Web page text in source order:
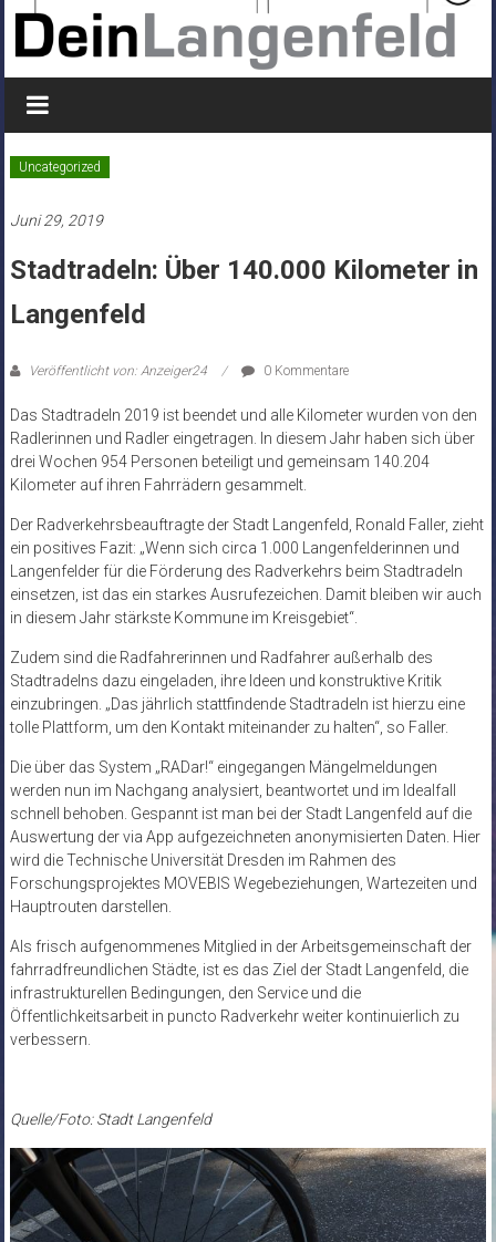
Uncategorized
Juni 29, 2019
Stadtradeln: Über 140.000 Kilometer in
Langenfeld
Veröffentlicht von: Anzeiger24 0 Kommentare
Das Stadtradeln 2019 ist beendet und alle Kilometer wurden von den
Radlerinnen und Radler eingetragen. In diesem Jahr haben sich über
drei Wochen 954 Personen beteiligt und gemeinsam 140.204
Kilometer auf ihren Fahrrädern gesammelt.
Der Radverkehrsbeauftragte der Stadt Langenfeld, Ronald Faller, zieht
ein positives Fazit: „Wenn sich circa 1.000 Langenfelderinnen und
Langenfelder für die Förderung des Radverkehrs beim Stadtradeln
einsetzen, ist das ein starkes Ausrufezeichen. Damit bleiben wir auch
in diesem Jahr stärkste Kommune im Kreisgebiet“.
Zudem sind die Radfahrerinnen und Radfahrer außerhalb des
Stadtradelns dazu eingeladen, ihre Ideen und konstruktive Kritik
einzubringen. „Das jährlich stattfindende Stadtradeln ist hierzu eine
tolle Plattform, um den Kontakt miteinander zu halten“, so Faller.
Die über das System „RADar!“ eingegangen Mängelmeldungen
werden nun im Nachgang analysiert, beantwortet und im Idealfall
schnell behoben. Gespannt ist man bei der Stadt Langenfeld auf die
Auswertung der via App aufgezeichneten anonymisierten Daten. Hier
wird die Technische Universität Dresden im Rahmen des
Forschungsprojektes MOVEBIS Wegebeziehungen, Wartezeiten und
Hauptrouten darstellen.
Als frisch aufgenommenes Mitglied in der Arbeitsgemeinschaft der
fahrradfreundlichen Städte, ist es das Ziel der Stadt Langenfeld, die
infrastrukturellen Bedingungen, den Service und die
Öffentlichkeitsarbeit in puncto Radverkehr weiter kontinuierlich zu
verbessern.
Quelle/Foto: Stadt Langenfeld